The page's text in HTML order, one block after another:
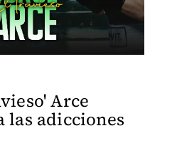
Arce
las adicciones